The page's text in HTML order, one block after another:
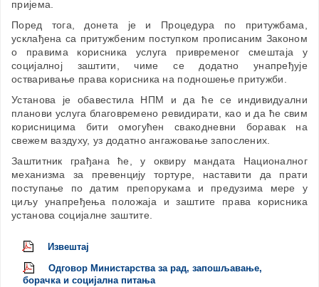
пријема.
Поред тога, донета је и Процедура по притужбама,
усклађена са притужбеним поступком прописаним Законом
о правима корисника услуга привременог смештаја у
социјалној заштити, чиме се додатно унапређује
остваривање права корисника на подношење притужби.
Установа је обавестила НПМ и да ће се индивидуални
планови услуга благовремено ревидирати, као и да ће свим
корисницима бити омогућен свакодневни боравак на
свежем ваздуху, уз додатно ангажовање запослених.
Заштитник грађана ће, у оквиру мандата Националног
механизма за превенцију тортуре, наставити да прати
поступање по датим препорукама и предузима мере у
циљу унапређења положаја и заштите права корисника
установа социјалне заштите.
Извештај
Одговор Министарства за рад, запошљавање,
борачка и социјална питања